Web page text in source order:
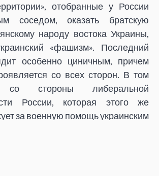
отобранные у России
соседом, оказать братскую
народу востока Украины,
«фашизм». Последний
особенно циничным, причем
со всех сторон. В том
стороны либеральной
России, которая этого же
за военную помощь украинским